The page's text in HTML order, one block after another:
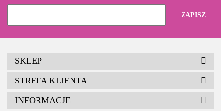
SKLEP
STREFA KLIENTA
INFORMACJE